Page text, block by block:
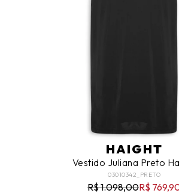
HAIGHT
Vestido Juliana Preto
03010342_PRETO
R$ 1.098,00R$